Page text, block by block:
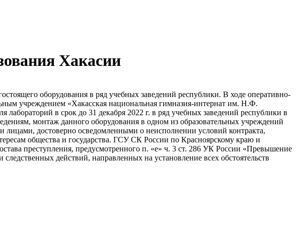
Хакасии
оборудования в ряд учебных заведений республики. В ходе оперативно-
учреждением «Хакасская национальная гимназия-интернат им. Н.Ф.
в срок до 31 декабря 2022 г. в ряд учебных заведений республики в
монтаж данного оборудования в одном из образовательных учреждений
достоверно осведомленными о неисполнении условий контракта,
общества и государства. ГСУ СК России по Красноярскому краю и
преступления, предусмотренного п. «е» ч. 3 ст. 286 УК России «Превышение
действий, направленных на установление всех обстоятельств